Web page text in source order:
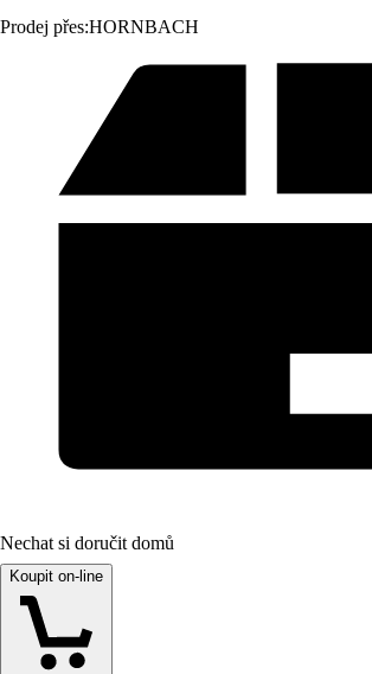
Prodej přes:HORNBACH
Nechat si doručit domů
Koupit on-line